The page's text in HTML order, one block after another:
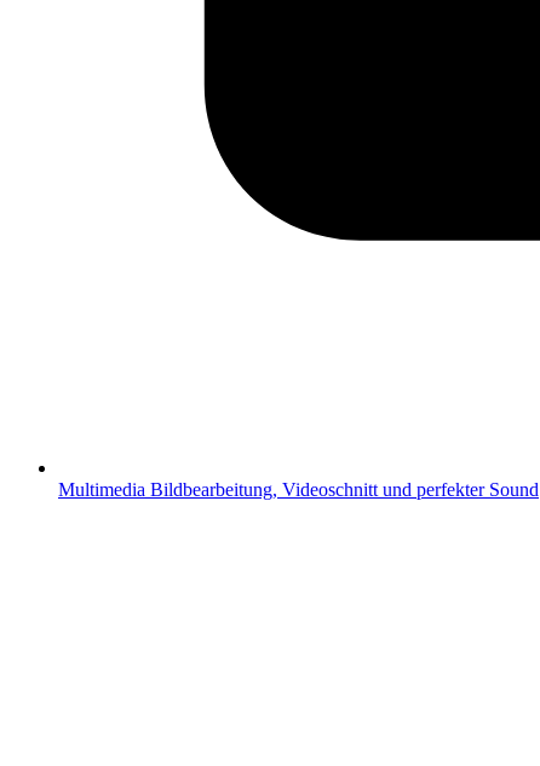
Multimedia Bildbearbeitung, Videoschnitt und perfekter Sound